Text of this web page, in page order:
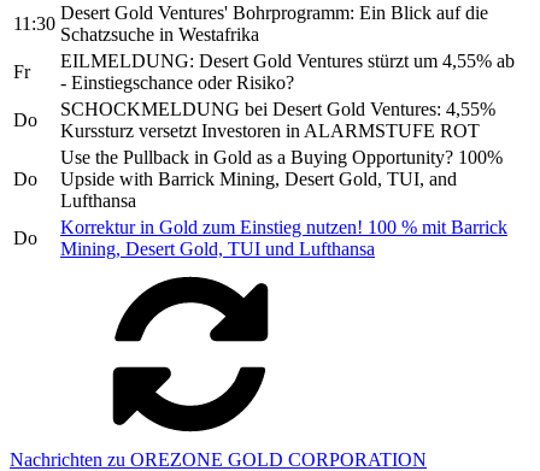
11:30
Desert Gold Ventures' Bohrprogramm: Ein Blick auf die
Schatzsuche in Westafrika
Fr
EILMELDUNG: Desert Gold Ventures stürzt um 4,55% ab
- Einstiegschance oder Risiko?
Do
SCHOCKMELDUNG bei Desert Gold Ventures: 4,55%
Kurssturz versetzt Investoren in ALARMSTUFE ROT
Do
Use the Pullback in Gold as a Buying Opportunity? 100%
Upside with Barrick Mining, Desert Gold, TUI, and
Lufthansa
Do
Korrektur in Gold zum Einstieg nutzen! 100 % mit Barrick
Mining, Desert Gold, TUI und Lufthansa
Nachrichten zu OREZONE GOLD CORPORATION